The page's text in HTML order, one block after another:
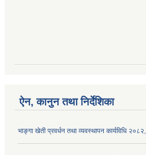
ऐन, कानुन तथा निर्देशिका
भाङ्गा खेती प्रवर्धन तथा व्यवस्थापन कार्यविधि २०८२,